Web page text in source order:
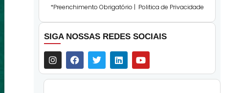
*Preenchimento Obrigatório | Politica de Privacidade
SIGA NOSSAS REDES SOCIAIS